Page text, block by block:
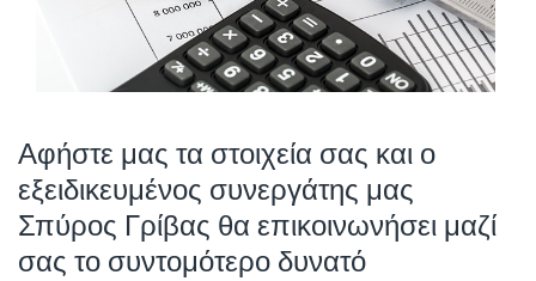
Αφήστε μας τα στοιχεία σας και ο
εξειδικευμένος συνεργάτης μας
Σπύρος Γρίβας θα επικοινωνήσει μαζί
σας το συντομότερο δυνατό